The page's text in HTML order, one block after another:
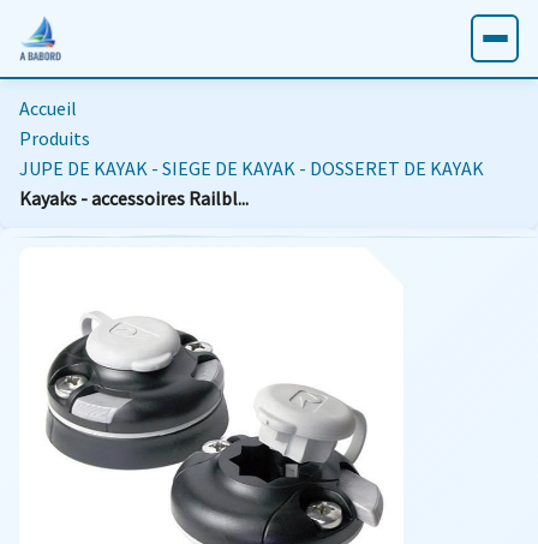
Accueil
Produits
JUPE DE KAYAK - SIEGE DE KAYAK - DOSSERET DE KAYAK
Kayaks - accessoires Railbl...